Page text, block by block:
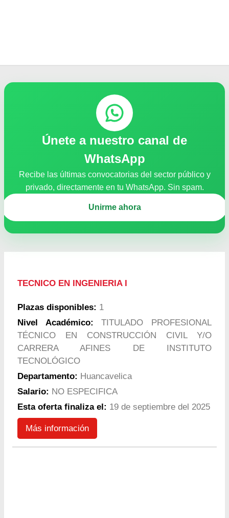
Únete a nuestro canal de
WhatsApp
Recibe las últimas convocatorias del sector público y
privado, directamente en tu WhatsApp. Sin spam.
Unirme ahora
TECNICO EN INGENIERIA I
Plazas disponibles: 1
Nivel Académico: TITULADO PROFESIONAL
TÉCNICO EN CONSTRUCCIÓN CIVIL Y/O
CARRERA AFINES DE INSTITUTO
TECNOLÓGICO
Departamento: Huancavelica
Salario: NO ESPECIFICA
Esta oferta finaliza el: 19 de septiembre del 2025
Más información